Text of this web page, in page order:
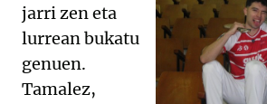
jarri zen eta
lurrean bukatu
genuen.
Tamalez,